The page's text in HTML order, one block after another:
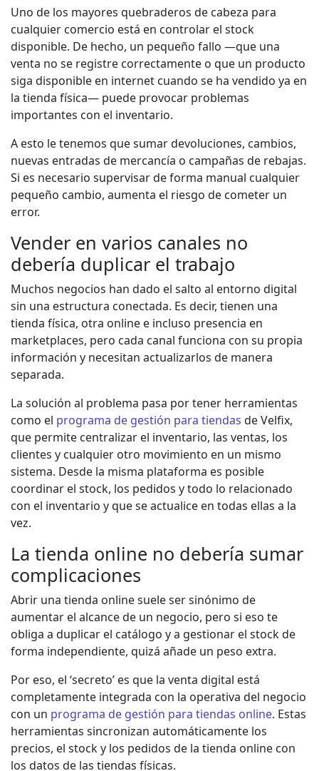
Uno de los mayores quebraderos de cabeza para
cualquier comercio está en controlar el stock
disponible. De hecho, un pequeño fallo —que una
venta no se registre correctamente o que un producto
siga disponible en internet cuando se ha vendido ya en
la tienda física— puede provocar problemas
importantes con el inventario.
A esto le tenemos que sumar devoluciones, cambios,
nuevas entradas de mercancía o campañas de rebajas.
Si es necesario supervisar de forma manual cualquier
pequeño cambio, aumenta el riesgo de cometer un
error.
Vender en varios canales no
debería duplicar el trabajo
Muchos negocios han dado el salto al entorno digital
sin una estructura conectada. Es decir, tienen una
tienda física, otra online e incluso presencia en
marketplaces, pero cada canal funciona con su propia
información y necesitan actualizarlos de manera
separada.
La solución al problema pasa por tener herramientas
como el programa de gestión para tiendas de Velfix,
que permite centralizar el inventario, las ventas, los
clientes y cualquier otro movimiento en un mismo
sistema. Desde la misma plataforma es posible
coordinar el stock, los pedidos y todo lo relacionado
con el inventario y que se actualice en todas ellas a la
vez.
La tienda online no debería sumar
complicaciones
Abrir una tienda online suele ser sinónimo de
aumentar el alcance de un negocio, pero si eso te
obliga a duplicar el catálogo y a gestionar el stock de
forma independiente, quizá añade un peso extra.
Por eso, el ‘secreto’ es que la venta digital está
completamente integrada con la operativa del negocio
con un programa de gestión para tiendas online. Estas
herramientas sincronizan automáticamente los
precios, el stock y los pedidos de la tienda online con
los datos de las tiendas físicas.